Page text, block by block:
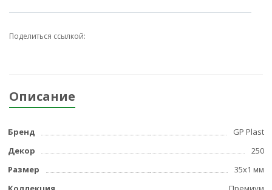
Поделиться ссылкой:
Описание
Бренд
GP Plast
Декор
250
Размер
35x1 мм